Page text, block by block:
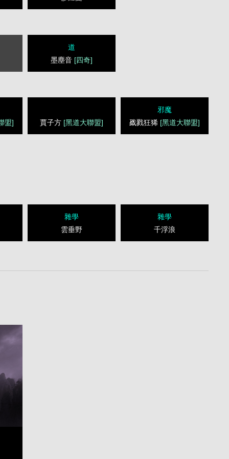
道
墨塵音 [四奇]
盟] 賈子方 [黑道大聯盟]
邪魔
戤戮狂狶 [黑道大聯盟]
雜學
雲垂野
雜學
千浮浪